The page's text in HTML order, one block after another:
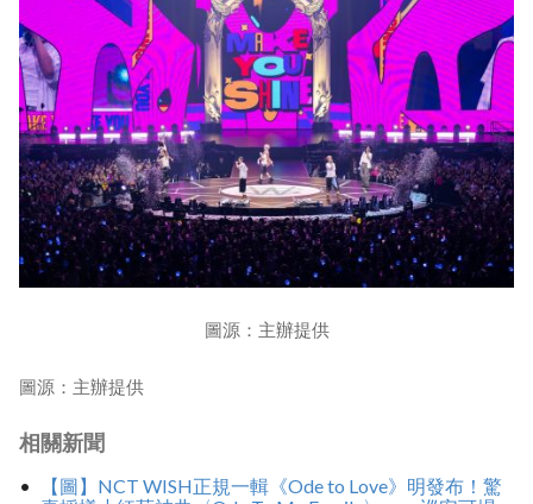
圖源：主辦提供
圖源：主辦提供
相關新聞
【圖】NCT WISH正規一輯《Ode to Love》明發布！驚